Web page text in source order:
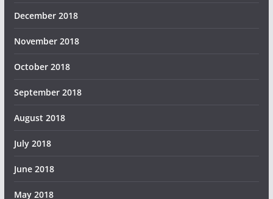
December 2018
November 2018
October 2018
September 2018
August 2018
July 2018
June 2018
May 2018